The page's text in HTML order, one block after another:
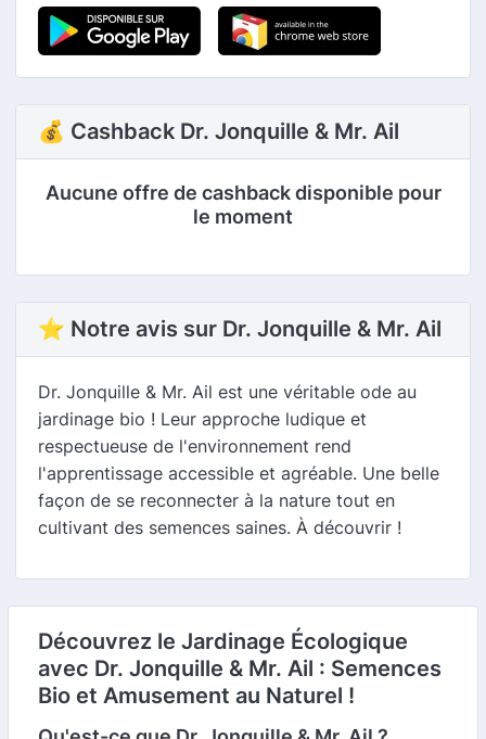
💰 Cashback Dr. Jonquille & Mr. Ail
Aucune offre de cashback disponible pour
le moment
⭐ Notre avis sur Dr. Jonquille & Mr. Ail
Dr. Jonquille & Mr. Ail est une véritable ode au
jardinage bio ! Leur approche ludique et
respectueuse de l'environnement rend
l'apprentissage accessible et agréable. Une belle
façon de se reconnecter à la nature tout en
cultivant des semences saines. À découvrir !
Découvrez le Jardinage Écologique
avec Dr. Jonquille & Mr. Ail : Semences
Bio et Amusement au Naturel !